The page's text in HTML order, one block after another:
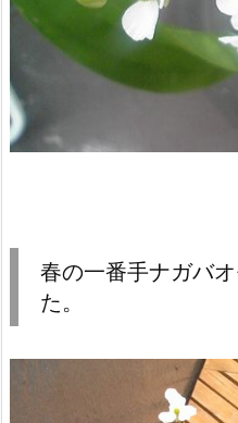
春の一番手ナガバ
た。